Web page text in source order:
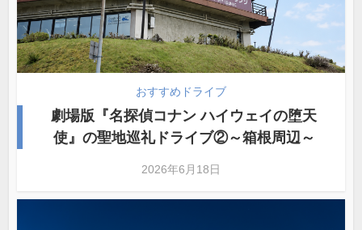
おすすめドライブ
劇場版『名探偵コナン ハイウェイの堕天
使』の聖地巡礼ドライブ②～箱根周辺～
2026年6月18日